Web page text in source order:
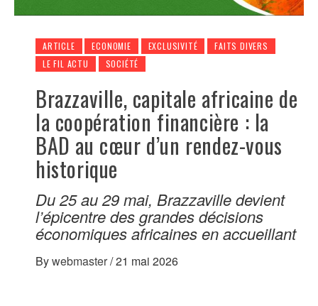
ARTICLE ECONOMIE EXCLUSIVITÉ
FAITS DIVERS
LE FIL ACTU
SOCIÉTÉ
Brazzaville, capitale africaine de
la coopération financière : la
BAD au cœur d’un rendez-vous
historique
Du 25 au 29 mai, Brazzaville devient
l’épicentre des grandes décisions
économiques africaines en accueillant
Bywebmaster/21 mai 2026